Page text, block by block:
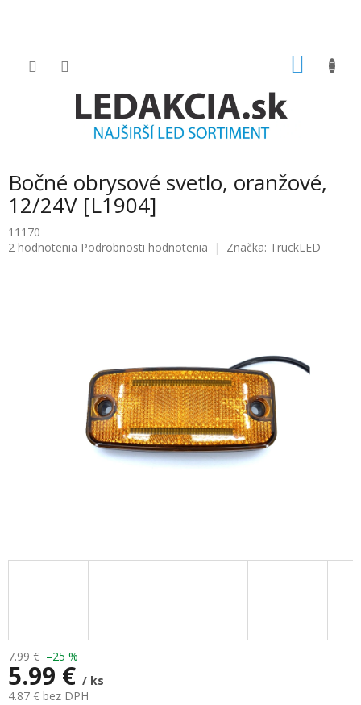
Bočné obrysové svetlo, oranžové,
12/24V [L1904]
11170
Priemerné
2 hodnotenia Podrobnosti hodnotenia Značka: TruckLED
7.99 € –25 %
5.99 € / ks
4.87 € bez DPH